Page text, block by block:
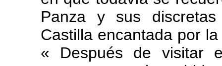
Panza y sus
Castilla encantada por
« Después de visitar